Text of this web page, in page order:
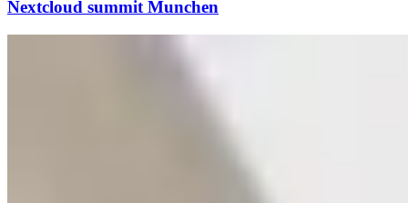
Nextcloud summit Munchen